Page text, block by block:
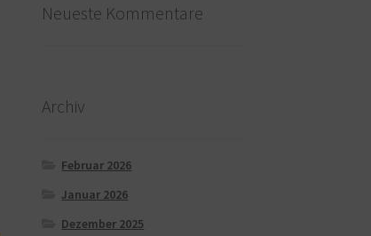
Neueste Kommentare
Archiv
Februar 2026
Januar 2026
Dezember 2025